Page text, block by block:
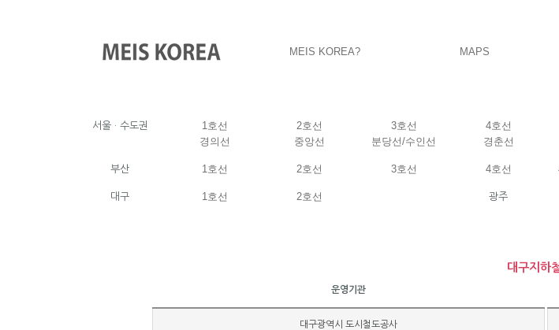
MEIS KOREA? MAPS
서울 · 수도권 1호선 2호선 3호선 4호선
경의선
중앙선 분당선/수인선 경춘선
부산 1호선 2호선 3호선 4호선
대구 1호선 2호선 광주
대구지하
운영기관
대구광역시 도시철도공사